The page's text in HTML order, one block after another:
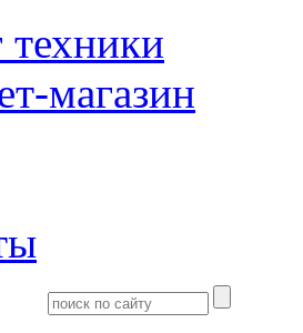
техники
магазин